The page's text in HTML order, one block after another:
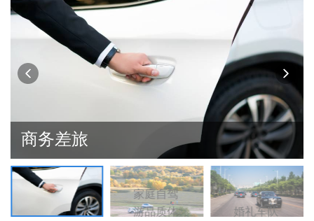
商务差旅
家庭自驾
游品质体
婚礼车队